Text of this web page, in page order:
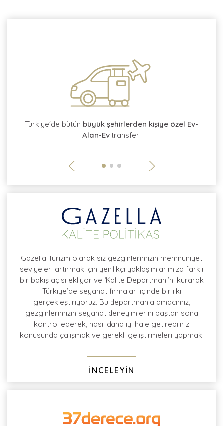
Türkiye'de bütün büyük şehirlerden kişiye özel Ev-
Alan-Ev transferi
Gazella Turizm olarak siz gezginlerimizin memnuniyet
seviyeleri artırmak için yenilikçi yaklaşımlarımıza farklı
bir bakış açısı ekliyor ve ‘Kalite Departmanı’nı kurarak
Türkiye’de seyahat firmaları içinde bir ilki
gerçekleştiriyoruz. Bu departmanla amacımız,
gezginlerimizin seyahat deneyimlerini baştan sona
kontrol ederek, nasıl daha iyi hale getirebiliriz
konusunda çalışmak ve gerekli geliştirmeleri yapmak.
İNCELEYİN